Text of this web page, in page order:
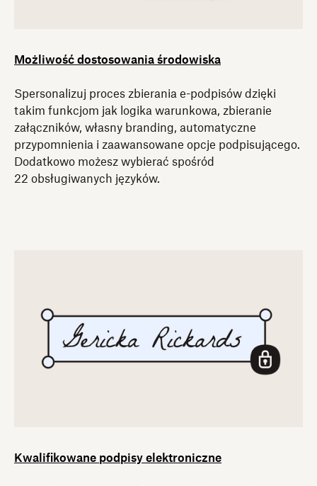
Możliwość dostosowania środowiska
Spersonalizuj proces zbierania e-podpisów dzięki
takim funkcjom jak logika warunkowa, zbieranie
załączników, własny branding, automatyczne
przypomnienia i zaawansowane opcje podpisującego.
Dodatkowo możesz wybierać spośród
22 obsługiwanych języków.
Kwalifikowane podpisy elektroniczne